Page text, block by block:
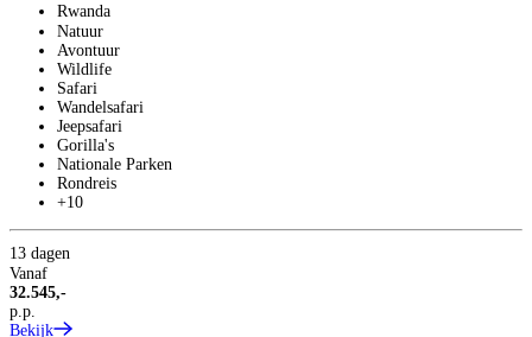
Rwanda
Natuur
Avontuur
Wildlife
Safari
Wandelsafari
Jeepsafari
Gorilla's
Nationale Parken
Rondreis
+10
13 dagen
Vanaf
32.545,-
p.p.
Bekijk